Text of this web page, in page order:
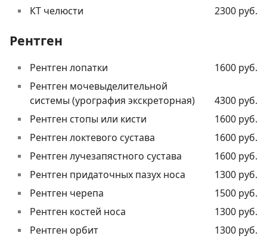
КТ челюсти
2300 руб.
Рентген
Рентген лопатки
1600 руб.
Рентген мочевыделительной
системы (урография экскреторная)
4300 руб.
Рентген стопы или кисти
1600 руб.
Рентген локтевого сустава
1600 руб.
Рентген лучезапястного сустава
1600 руб.
Рентген придаточных пазух носа
1300 руб.
Рентген черепа
1500 руб.
Рентген костей носа
1300 руб.
Рентген орбит
1300 руб.